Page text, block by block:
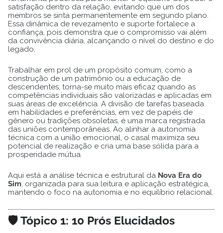
satisfação dentro da relação, evitando que um dos
membros se sinta permanentemente em segundo plano.
Essa dinâmica de revezamento e suporte fortalece a
confiança, pois demonstra que o compromisso vai além
da convivência diária, alcançando o nível do destino e do
legado.
Trabalhar em prol de um propósito comum, como a
construção de um patrimônio ou a educação de
descendentes, torna-se muito mais eficaz quando as
competências individuais são valorizadas e aplicadas em
suas áreas de excelência. A divisão de tarefas baseada
em habilidades e preferências, em vez de papéis de
gênero ou tradições obsoletas, é uma marca registrada
das uniões contemporâneas. Ao alinhar a autonomia
técnica com a união emocional, o casal maximiza seu
potencial de realização e cria uma base sólida para a
prosperidade mútua.
Aqui está a análise técnica e estrutural da Nova Era do
Sim, organizada para sua leitura e aplicação estratégica,
mantendo o foco na autonomia e no equilíbrio relacional.
🛡️ Tópico 1: 10 Prós Elucidados